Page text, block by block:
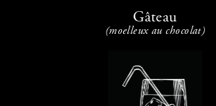
Gâteau
(moelleux au chocolat)